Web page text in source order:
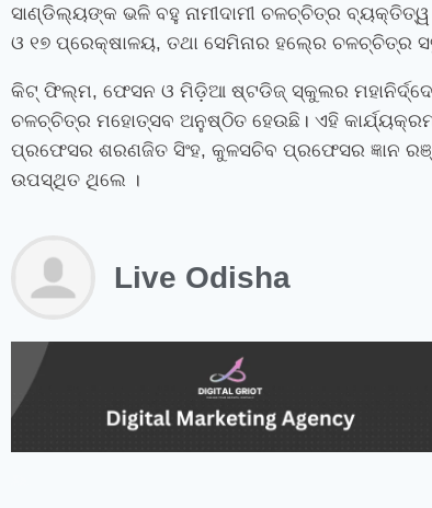
ସାଣ୍ଡିଲ୍ୟଙ୍କ ଭଳି ବହୁ ନାମୀଦାମୀ ଚଳଚ୍ଚିତ୍ର
ଓ ୧୭ ପ୍ରେକ୍ଷାଳୟ, ତଥା ସେମିନାର ହଲ୍‍ରେ ଚଳଚ୍ଚିତ୍ର
କିଟ୍‍ ଫିଲ୍ମ, ଫେସନ ଓ ମିଡ଼ିଆ ଷ୍ଟଡିଜ୍‍ ସ୍କୁଲର
ଚଳଚ୍ଚିତ୍ର ମହୋତ୍ସବ ଅନୁଷ୍ଠିତ ହେଉଛି। ଏହି
ପ୍ରଫେସର ଶରଣଜିତ ସିଂହ, କୁଳସଚିବ ପ୍ରଫେସର ଜ୍ଞାନ
ଉପସ୍ଥିତ ଥିଲେ ।
Live Odisha